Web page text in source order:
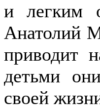
и легким
Анатолий
приводит
детьми
своей